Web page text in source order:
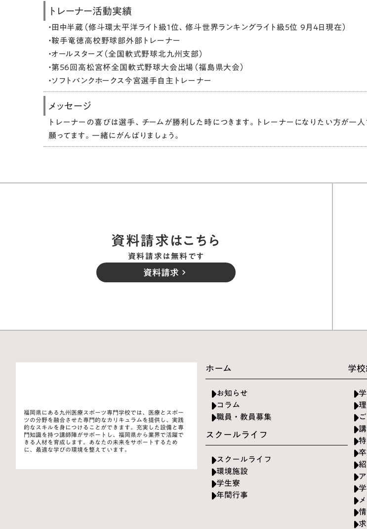
トレーナー活動実績
・田中半蔵（修斗環太平洋ライト級1位、修斗世界ランキングライト級5位 9月4日現在）
・鞍手竜徳高校野球部外部トレーナー
・オールスターズ（全国軟式野球北九州支部）
・第56回高松宮杯全国軟式野球大会出場（福島県大会）
・ソフトバンクホークス今宮選手自主トレーナー
メッセージ
トレーナーの喜びは選手、チームが勝利した時につきます。トレーナーになりたい方が一
願ってます。一緒にがんばりましょう。
資料請求はこちら
資料請求は無料です
資料請求 keyboard_arrow_right
福岡県にある九州医療スポーツ専門学校では、医療とスポー
ツの分野を融合させた専門的なカリキュラムを提供し、実践
的なスキルを身につけることができます。充実した設備と専
門知識を持つ講師陣がサポートし、福岡県から業界で活躍で
きる人材を育成します。あなたの未来をサポートするため
に、最適な学びの環境を整えています。
ホーム
お知らせ
コラム
職員・教員募集
スクールライフ
スクールライフ
環境施設
学生寮
年間行事
学